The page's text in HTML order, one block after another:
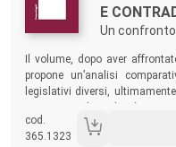
E
Un
Sommario:
Il volume, dopo aver
propone un’analisi
legislativi diversi,
hanno percezioni e
riferimento agli ESG.
cod.
365.1323